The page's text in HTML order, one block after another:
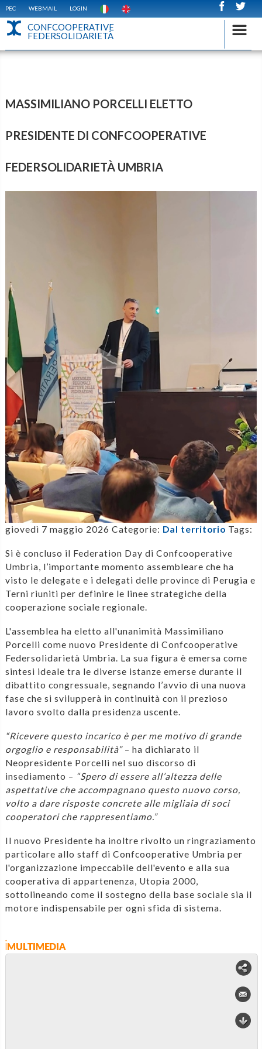
PEC WEBMAIL LOGIN
CONFCOOPERATIVE
FEDERSOLIDARIETÀ
MASSIMILIANO PORCELLI ELETTO
PRESIDENTE DI CONFCOOPERATIVE
FEDERSOLIDARIETÀ UMBRIA
giovedì 7 maggio 2026 Categorie: Dal territorio Tags:
Si è concluso il Federation Day di Confcooperative
Umbria, l’importante momento assembleare che ha
visto le delegate e i delegati delle province di Perugia e
Terni riuniti per definire le linee strategiche della
cooperazione sociale regionale.
L'assemblea ha eletto all'unanimità Massimiliano
Porcelli come nuovo Presidente di Confcooperative
Federsolidarietà Umbria. La sua figura è emersa come
sintesi ideale tra le diverse istanze emerse durante il
dibattito congressuale, segnando l’avvio di una nuova
fase che si svilupperà in continuità con il prezioso
lavoro svolto dalla presidenza uscente.
“Ricevere questo incarico è per me motivo di grande
orgoglio e responsabilità”– ha dichiarato il
Neopresidente Porcelli nel suo discorso di
insediamento – “Spero di essere all’altezza delle
aspettative che accompagnano questo nuovo corso,
volto a dare risposte concrete alle migliaia di soci
cooperatori che rappresentiamo.”
Il nuovo Presidente ha inoltre rivolto un ringraziamento
particolare allo staff di Confcooperative Umbria per
l'organizzazione impeccabile dell'evento e alla sua
cooperativa di appartenenza, Utopia 2000,
sottolineando come il sostegno della base sociale sia il
motore indispensabile per ogni sfida di sistema.
iMULTIMEDIA